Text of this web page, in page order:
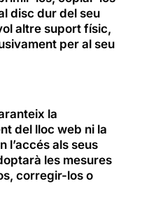
disc dur del seu
altre suport físic,
per al seu
la
del lloc web ni la
l’accés als seus
les mesures
corregir-los o